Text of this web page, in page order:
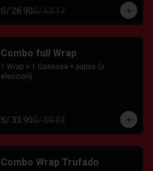
S/ 28.90S/ 53.17
Combo full Wrap
1 Wrap + 1 Gaseosa + papas (a
eleccion)
S/ 33.90S/ 59.83
Combo Wrap Trufado